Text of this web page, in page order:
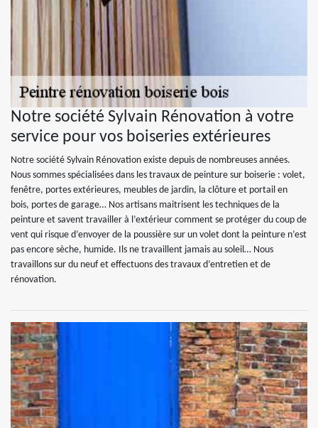
Notre société Sylvain Rénovation à votre
service pour vos boiseries extérieures
Notre société Sylvain Rénovation existe depuis de nombreuses années.
Nous sommes spécialisées dans les travaux de peinture sur boiserie : volet,
fenêtre, portes extérieures, meubles de jardin, la clôture et portail en
bois, portes de garage… Nos artisans maitrisent les techniques de la
peinture et savent travailler à l’extérieur comment se protéger du coup de
vent qui risque d’envoyer de la poussière sur un volet dont la peinture n’est
pas encore sèche, humide. Ils ne travaillent jamais au soleil… Nous
travaillons sur du neuf et effectuons des travaux d’entretien et de
rénovation.